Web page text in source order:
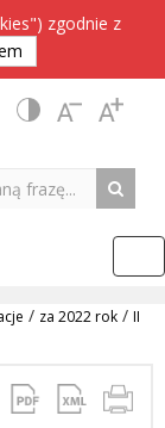
zgodnie z
/ za 2022 rok / II